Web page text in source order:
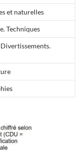
et naturelles
Techniques